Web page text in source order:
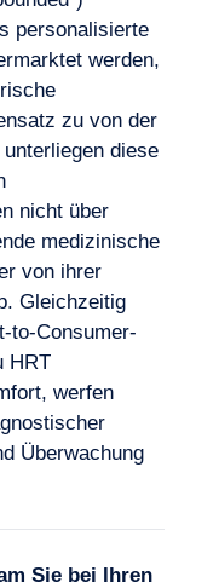
personalisierte
werden,
zu von der
diese
nicht über
medizinische
von ihrer
Gleichzeitig
to-Consumer-
HRT
werfen
Überwachung
Sie bei Ihren